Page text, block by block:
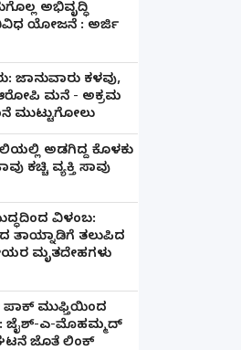
ಅಭಿವೃದ್ಧಿ
ಯೋಜನೆ : ಅರ್ಜಿ
ಜಾನುವಾರು ಕಳವು,
ಮನೆ - ಅಕ್ರಮ
ಮುಟ್ಟುಗೋಲು
ಅಡಗಿದ್ದ ಕೊಳಕು
ಕಚ್ಚಿ ವ್ಯಕ್ತಿ ಸಾವು
ವಿಳಂಬ:
ತಾಯ್ನಾಡಿಗೆ ತಲುಪಿದ
ಮೃತದೇಹಗಳು
ಪಾಕ್ ಮುಫ್ತಿಯಿಂದ
ಜೈಶ್-ಎ-ಮೊಹಮ್ಮದ್
ಜೊತೆ ಲಿಂಕ್